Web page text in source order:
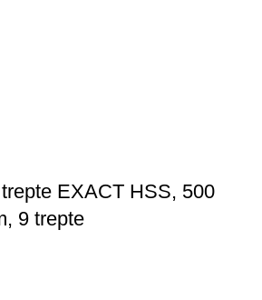
EXACT HSS, 500
9 trepte